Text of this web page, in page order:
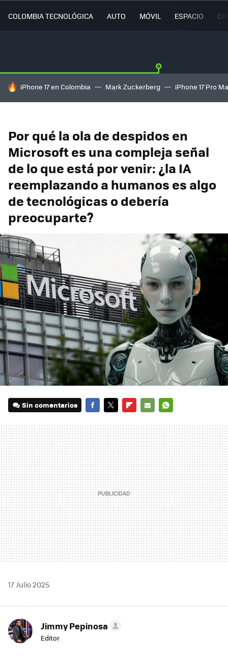
COLOMBIA TECNOLÓGICA AUTO MÓVIL ESPACIO
HOY SE HABLA DE
iPhone 17 en Colombia Mark Zuckerberg iPhone 17 Pro
Por qué la ola de despidos en
Microsoft es una compleja señal
de lo que está por venir: ¿la IA
reemplazando a humanos es algo
de tecnológicas o debería
preocuparte?
Sin comentarios
MAIL
17 Julio 2025
Jimmy Pepinosa
Editor